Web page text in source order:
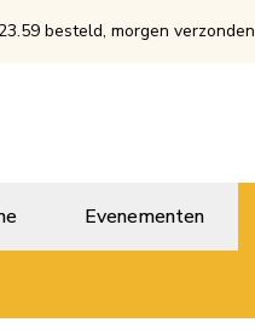
besteld, morgen verzonden
Evenementen